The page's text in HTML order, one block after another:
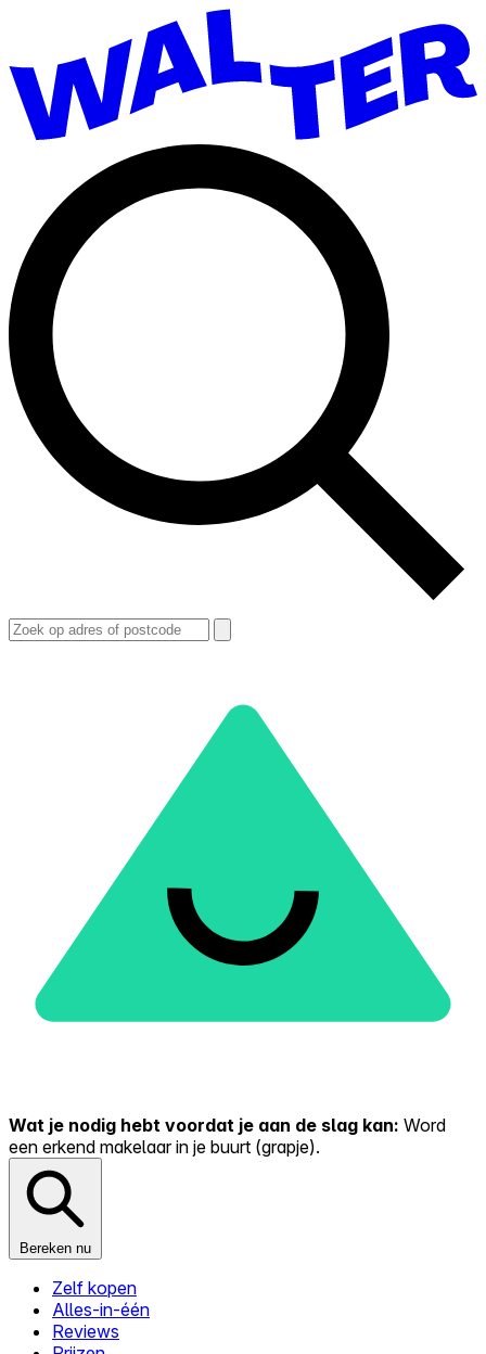
Wat je nodig hebt voordat je aan de slag kan: Word
een erkend makelaar in je buurt (grapje).
Bereken nu
Zelf kopen
Alles-in-één
Reviews